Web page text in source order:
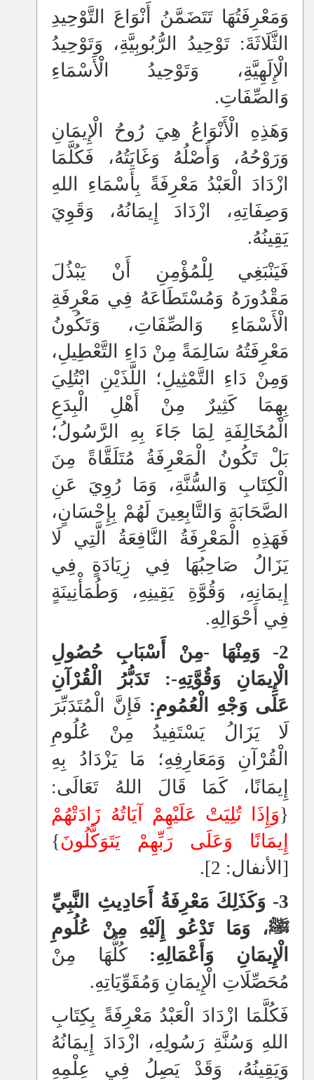
وَمَعْرِفَتُهَا تَتَضَمَّنُ أَنْوَاعَ التَّوْحِيدِ
الثَّلَاثَةَ: تَوْحِيدُ الرُّبُوبِيَّةِ، وَتَوْحِيدُ
الْإِلَهِيَّةِ، وَتَوْحِيدُ الْأَسْمَاءِ
وَالصِّفَاتِ.
وَهَذِهِ الْأَنْوَاعُ هِيَ رُوحُ الْإِيمَانِ
وَرَوْحُهُ، وَأَصْلُهُ وَغَايَتُهُ، فَكُلَّمَا
ازْدَادَ الْعَبْدُ مَعْرِفَةً بِأَسْمَاءِ اللهِ
وَصِفَاتِهِ، ازْدَادَ إِيمَانُهُ، وَقَوِيَ
يَقِينُهُ.
فَيَنْبَغِي لِلْمُؤْمِنِ أَنْ يَبْذُلَ
مَقْدُورَهُ وَمُسْتَطَاعَهُ فِي مَعْرِفَةِ
الْأَسْمَاءِ وَالصِّفَاتِ، وَتَكُونُ
مَعْرِفَتُهُ سَالِمَةً مِنْ دَاءِ التَّعْطِيلِ،
وَمِنْ دَاءِ التَّمْثِيلِ؛ اللَّذَيْنِ ابْتُلِيَ
بِهِمَا كَثِيرٌ مِنْ أَهْلِ الْبِدَعِ
الْمُخَالِفَةِ لِمَا جَاءَ بِهِ الرَّسُولُ؛
بَلْ تَكُونُ الْمَعْرِفَةُ مُتَلَقَّاةً مِنَ
الْكِتَابِ وَالسُّنَّةِ، وَمَا رُوِيَ عَنِ
الصَّحَابَةِ وَالتَّابِعِينَ لَهُمْ بِإِحْسَانٍ،
فَهَذِهِ الْمَعْرِفَةُ النَّافِعَةُ الَّتِي لَا
يَزَالُ صَاحِبُهَا فِي زِيَادَةٍ فِي
إِيمَانِهِ، وَقُوَّةِ يَقِينِهِ، وَطُمَأْنِينَةٍ
فِي أَحْوَالِهِ.
2- وَمِنْهَا -مِنْ أَسْبَابِ حُصُولِ
الْإِيمَانِ وَقُوَّتِهِ-: تَدَبُّرُ الْقُرْآنِ
عَلَى وَجْهِ الْعُمُومِ: فَإِنَّ الْمُتَدَبِّرَ
لَا يَزَالُ يَسْتَفِيدُ مِنْ عُلُومِ
الْقُرْآنِ وَمَعَارِفِهِ؛ مَا يَزْدَادُ بِهِ
إِيمَانًا، كَمَا قَالَ اللهُ تَعَالَى:
{وَإِذَا تُلِيَتْ عَلَيْهِمْ آيَاتُهُ زَادَتْهُمْ
إِيمَانًا وَعَلَى رَبِّهِمْ يَتَوَكَّلُونَ}
[الأنفال: 2].
3- وَكَذَلِكَ مَعْرِفَةُ أَحَادِيثِ النَّبِيِّ
ﷺ، وَمَا تَدْعُو إِلَيْهِ مِنْ عُلُومِ
الْإِيمَانِ وَأَعْمَالِهِ:كُلُّهَا مِنْ
مُحَصِّلَاتِ الْإِيمَانِ وَمُقَوِّيَاتِهِ.
فَكُلَّمَا ازْدَادَ الْعَبْدُ مَعْرِفَةً بِكِتَابِ
اللهِ وَسُنَّةِ رَسُولِهِ، ازْدَادَ إِيمَانُهُ
وَيَقِينُهُ، وَقَدْ يَصِلُ فِي عِلْمِهِ